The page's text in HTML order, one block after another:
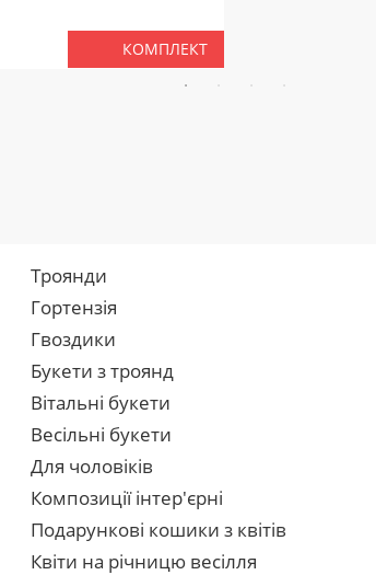
КОМПЛЕКТ
Троянди
Гортензія
Гвоздики
Букети з троянд
Вітальні букети
Весільні букети
Для чоловіків
Композиції інтер'єрні
Подарункові кошики з квітів
Квіти на річницю весілля